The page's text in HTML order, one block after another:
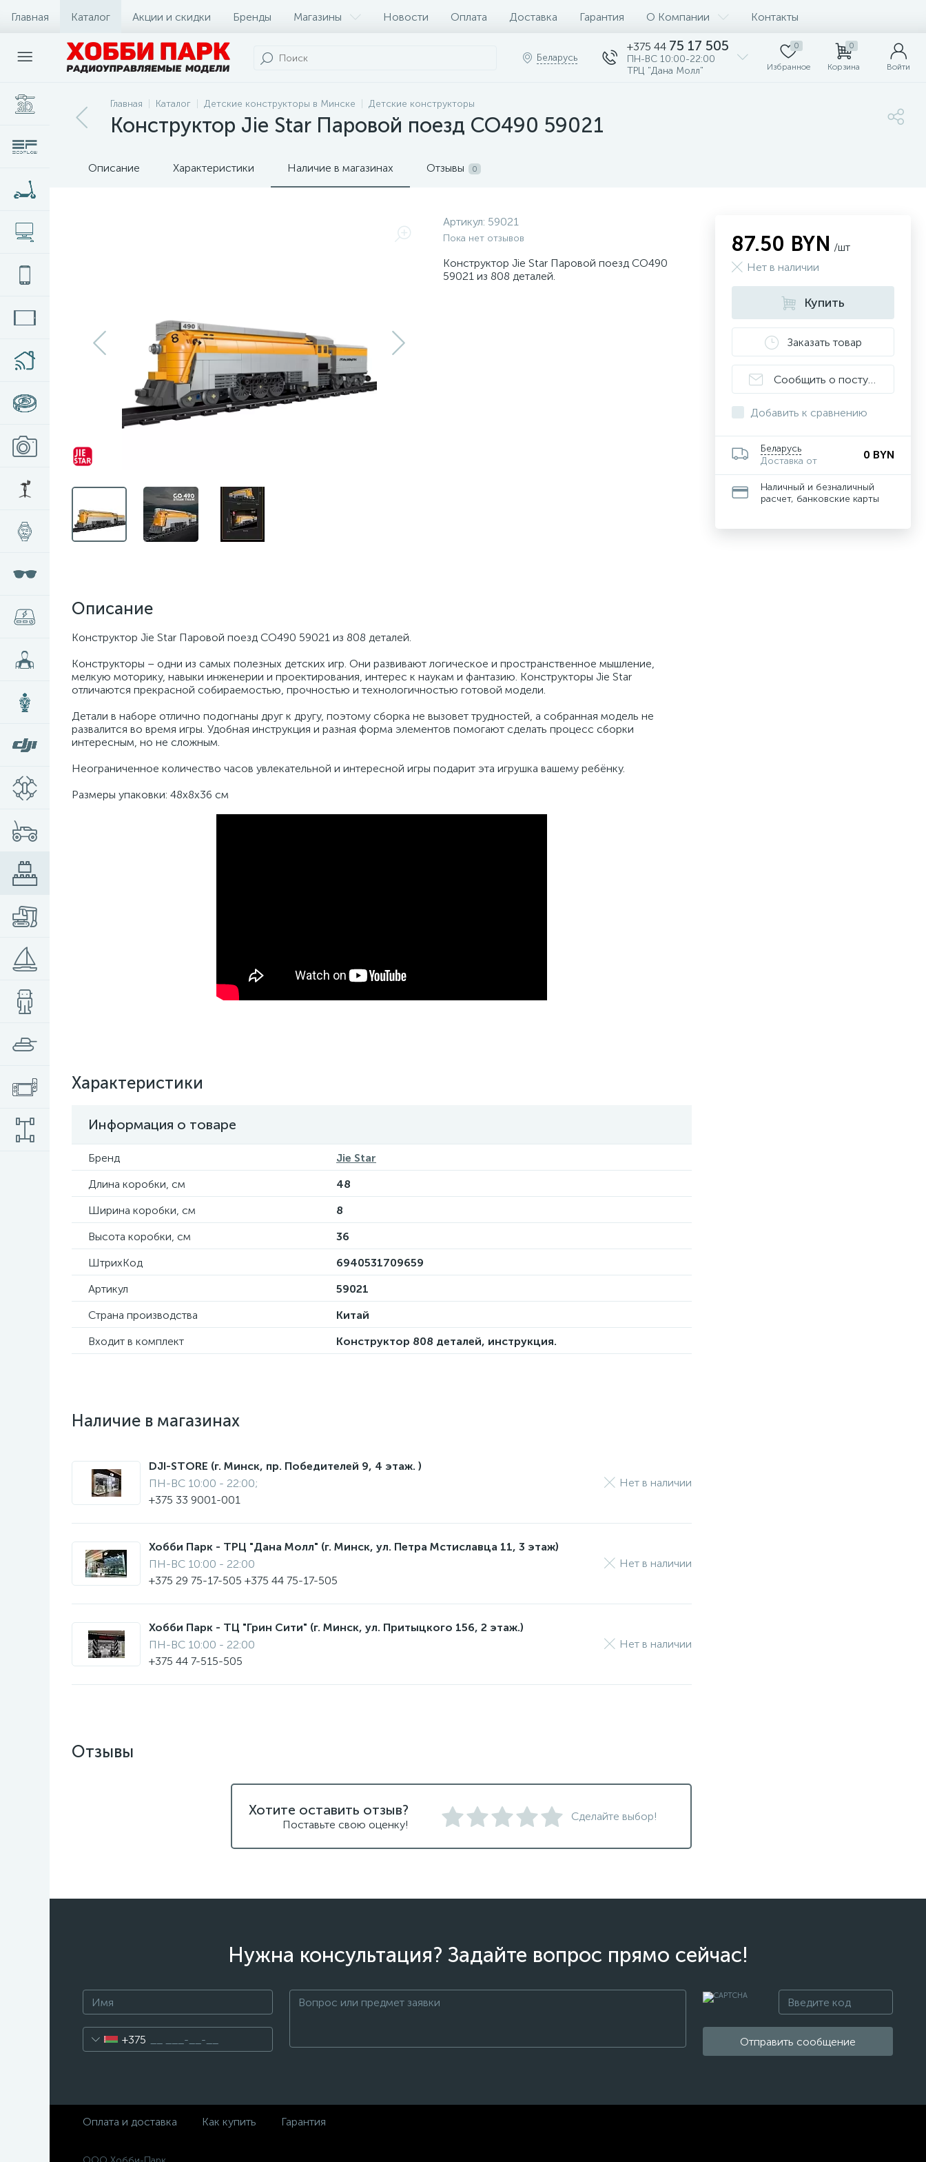
Главная Каталог Акции и скидки Бренды Магазины Новости Оплата Доставка Гарантия О Компании Контакты
Беларусь
+375 44 75 17 505
ПН-ВС 10:00-22:00
ТРЦ "Дана Молл"
0
Избранное
0
Корзина Войти
Главная Каталог Детские конструкторы в Минске Детские конструкторы
Конструктор Jie Star Паровой поезд CO490 59021
Описание Характеристики Наличие в магазинах Отзывы 0
Артикул: 59021
Пока нет отзывов
Конструктор Jie Star Паровой поезд CO490
59021 из 808 деталей.
Описание
Конструктор Jie Star Паровой поезд CO490 59021 из 808 деталей.
Конструкторы – одни из самых полезных детских игр. Они развивают логическое и пространственное мышление,
мелкую моторику, навыки инженерии и проектирования, интерес к наукам и фантазию. Конструкторы Jie Star
отличаются прекрасной собираемостью, прочностью и технологичностью готовой модели.
Детали в наборе отлично подогнаны друг к другу, поэтому сборка не вызовет трудностей, а собранная модель не
развалится во время игры. Удобная инструкция и разная форма элементов помогают сделать процесс сборки
интересным, но не сложным.
Неограниченное количество часов увлекательной и интересной игры подарит эта игрушка вашему ребёнку.
Размеры упаковки: 48x8x36 см
Характеристики
Информация о товаре
Бренд
Jie Star
Длина коробки, см
48
Ширина коробки, см
8
Высота коробки, см
36
ШтрихКод
6940531709659
Артикул
59021
Страна производства
Китай
Входит в комплект
Конструктор 808 деталей, инструкция.
Наличие в магазинах
DJI-STORE (г. Минск, пр. Победителей 9, 4 этаж. )
ПН-ВС 10:00 - 22:00;
+375 33 9001-001
Нет в наличии
Хобби Парк - ТРЦ "Дана Молл" (г. Минск, ул. Петра Мстиславца 11, 3 этаж)
ПН-ВС 10:00 - 22:00
+375 29 75-17-505 +375 44 75-17-505
Нет в наличии
Хобби Парк - ТЦ "Грин Сити" (г. Минск, ул. Притыцкого 156, 2 этаж.)
ПН-ВС 10:00 - 22:00
+375 44 7-515-505
Нет в наличии
87.50 BYN /шт
Нет в наличии
Купить
Заказать товар
Сообщить о поступлении
Добавить к сравнению
Беларусь
Доставка от
0 BYN
Наличный и безналичный
расчет, банковские карты
Отзывы
Хотите оставить отзыв?
Поставьте свою оценку!
Сделайте выбор!
Нужна консультация? Задайте вопрос прямо сейчас!
+375 Отправить сообщение
Оплата и доставка Как купить Гарантия